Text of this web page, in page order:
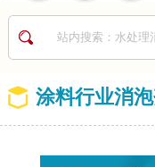
涂料行业消泡